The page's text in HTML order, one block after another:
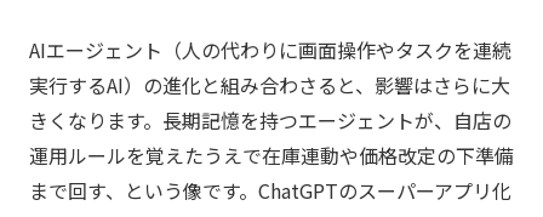
AIエージェント（人の代わりに画面操作やタスクを連続
実行するAI）の進化と組み合わさると、影響はさらに大
きくなります。長期記憶を持つエージェントが、自店の
運用ルールを覚えたうえで在庫連動や価格改定の下準備
まで回す、という像です。ChatGPTのスーパーアプリ化